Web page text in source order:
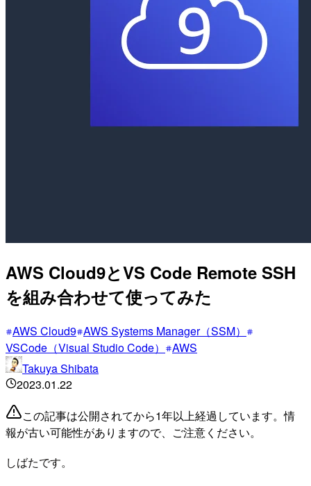
AWS Cloud9とVS Code Remote SSH
を組み合わせて使ってみた
AWS Cloud9 AWS Systems Manager（SSM）
VSCode（Visual Studio Code）
AWS
Takuya Shibata
2023.01.22
この記事は公開されてから1年以上経過しています。情
報が古い可能性がありますので、ご注意ください。
しばたです。